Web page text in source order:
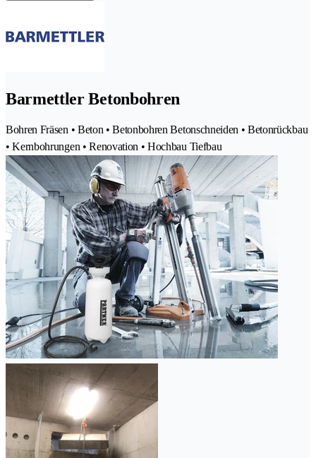
Barmettler Betonbohren
Bohren Fräsen • Beton • Betonbohren Betonschneiden • Betonrückbau
• Kernbohrungen • Renovation • Hochbau Tiefbau